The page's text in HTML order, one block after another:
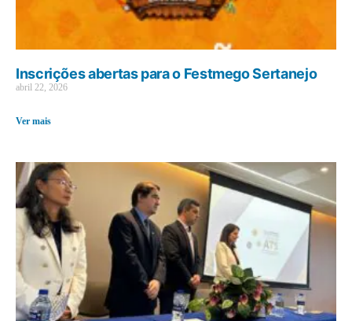
Inscrições abertas para o Festmego Sertanejo
abril 22, 2026
Ver mais